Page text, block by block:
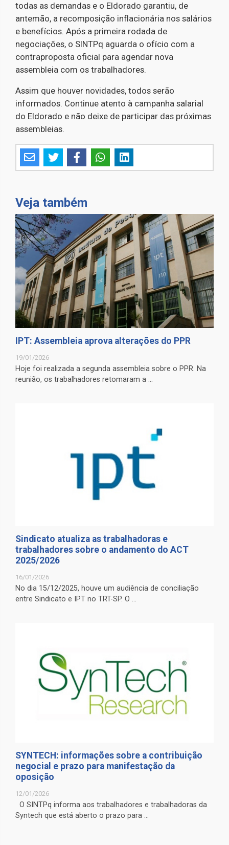
todas as demandas e o Eldorado garantiu, de
antemão, a recomposição inflacionária nos salários
e benefícios. Após a primeira rodada de
negociações, o SINTPq aguarda o ofício com a
contraproposta oficial para agendar nova
assembleia com os trabalhadores.
Assim que houver novidades, todos serão
informados. Continue atento à campanha salarial
do Eldorado e não deixe de participar das próximas
assembleias.
Veja também
IPT: Assembleia aprova alterações do PPR
19/01/2026
Hoje foi realizada a segunda assembleia sobre o PPR. Na
reunião, os trabalhadores retomaram a ...
Sindicato atualiza as trabalhadoras e
trabalhadores sobre o andamento do ACT
2025/2026
16/01/2026
No dia 15/12/2025, houve um audiência de conciliação
entre Sindicato e IPT no TRT-SP. O ...
SYNTECH: informações sobre a contribuição
negocial e prazo para manifestação da
oposição
12/01/2026
O SINTPq informa aos trabalhadores e trabalhadoras da
Syntech que está aberto o prazo para ...